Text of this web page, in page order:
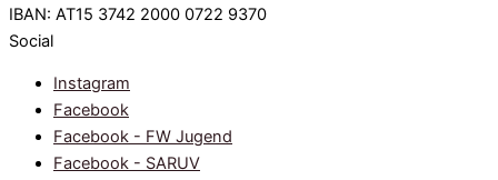
IBAN: AT15 3742 2000 0722 9370
Social
Instagram
Facebook
Facebook - FW Jugend
Facebook - SARUV